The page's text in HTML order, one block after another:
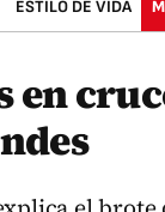
ESTILO DE VIDA
en